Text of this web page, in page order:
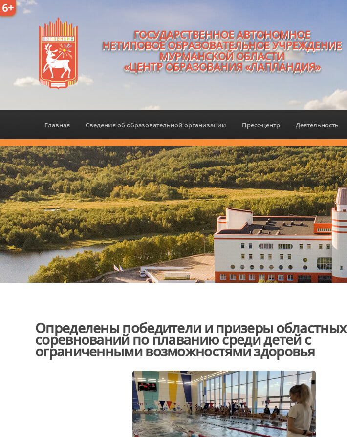
6+
ГОСУДАРСТВЕННОЕ АВТОНОМНОЕ
НЕТИПОВОЕ ОБРАЗОВАТЕЛЬНОЕ УЧРЕЖДЕНИЕ
МУРМАНСКОЙ ОБЛАСТИ
«ЦЕНТР ОБРАЗОВАНИЯ «ЛАПЛАНДИЯ»
Главная Сведения об образовательной организации Пресс-центр Деятельность
Определены победители и призеры областных
соревнований по плаванию среди детей с
ограниченными возможностями здоровья